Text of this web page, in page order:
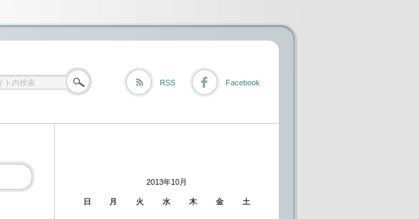
RSS Facebook
2013年10月
日 月 火 水 木 金 土